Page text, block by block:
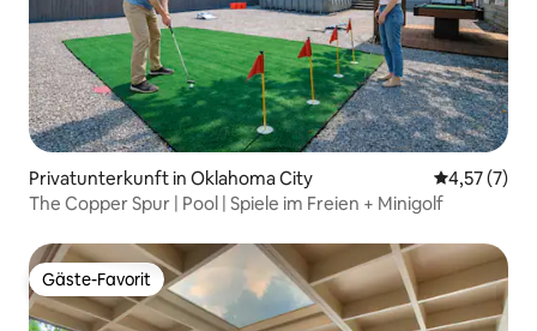
Privatunterkunft in Oklahoma City
4,57 (7)
The Copper Spur | Pool | Spiele im Freien + Minigolf
Gäste-Favorit
Gäste-Favorit